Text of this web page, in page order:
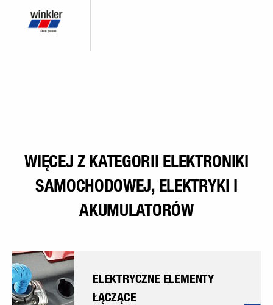
WIĘCEJ Z KATEGORII ELEKTRONIKI
SAMOCHODOWEJ, ELEKTRYKI I
AKUMULATORÓW
ELEKTRYCZNE ELEMENTY
ŁĄCZĄCE